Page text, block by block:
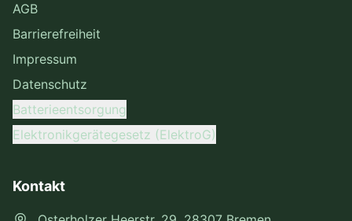
AGB
Barrierefreiheit
Impressum
Datenschutz
Batterieentsorgung
Elektronikgerätegesetz (ElektroG)
Kontakt